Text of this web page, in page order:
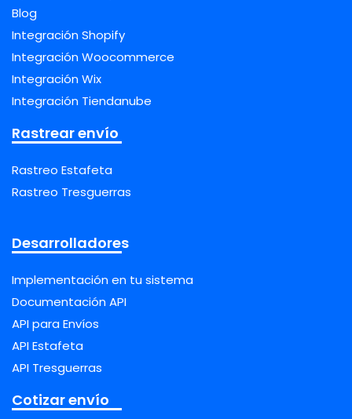
Blog
Integración Shopify
Integración Woocommerce
Integración Wix
Integración Tiendanube
Rastrear envío
Rastreo Estafeta
Rastreo Tresguerras
Desarrolladores
Implementación en tu sistema
Documentación API
API para Envíos
API Estafeta
API Tresguerras
Cotizar envío